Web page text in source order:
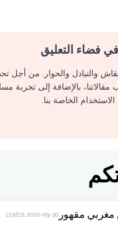
فضاء التعليق
والتبادل والحوار. من أجل
مقالاتنا، بالإضافة إلى تجربة
الخاصة بنا.
مقهور 2020-09-30 13:56:11